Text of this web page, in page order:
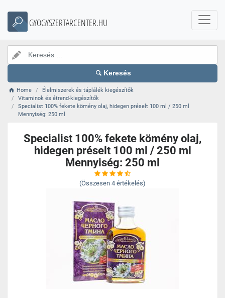
GYOGYSZERTARCENTER.HU
Keresés
Home
Élelmiszerek és táplálék kiegészítők
Vitaminok és étrend-kiegészítők
Specialist 100% fekete kömény olaj, hidegen préselt 100 ml / 250 ml
Mennyiség: 250 ml
Specialist 100% fekete kömény olaj,
hidegen préselt 100 ml / 250 ml
Mennyiség: 250 ml
(Összesen 4 értékelés)